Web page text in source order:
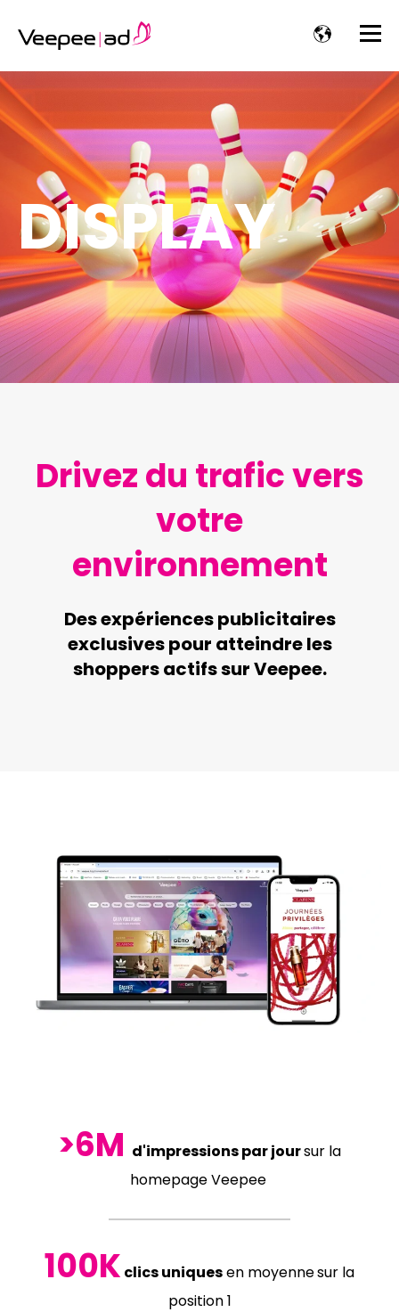
DISPLAY
Drivez du trafic vers
votre
environnement
Des expériences publicitaires
exclusives pour atteindre les
shoppers actifs sur Veepee.
>6M d'impressions par joursur la
homepage Veepee
100K clics uniquesen moyennesur la
position 1